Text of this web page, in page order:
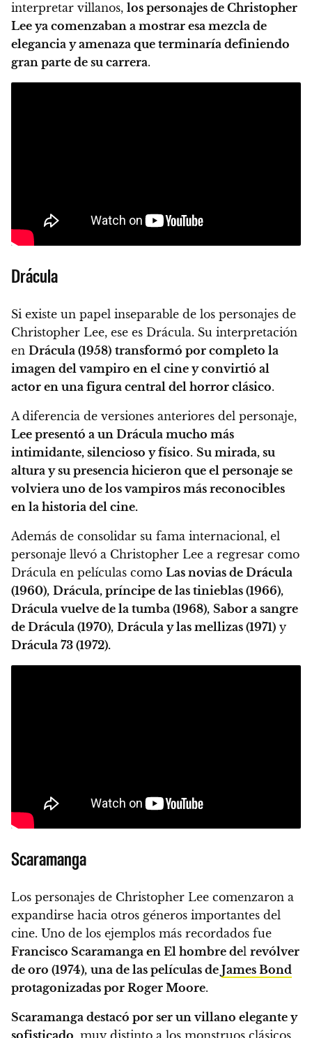
interpretar villanos, los personajes de Christopher
Lee ya comenzaban a mostrar esa mezcla de
elegancia y amenaza que terminaría definiendo
gran parte de su carrera.
Drácula
Si existe un papel inseparable de los personajes de
Christopher Lee, ese es Drácula. Su interpretación
en Drácula (1958) transformó por completo la
imagen del vampiro en el cine y convirtió al
actor en una figura central del horror clásico.
A diferencia de versiones anteriores del personaje,
Lee presentó a un Drácula mucho más
intimidante, silencioso y físico. Su mirada, su
altura y su presencia hicieron que el personaje se
volviera uno de los vampiros más reconocibles
en la historia del cine.
Además de consolidar su fama internacional, el
personaje llevó a Christopher Lee a regresar como
Drácula en películas como Las novias de Drácula
(1960), Drácula, príncipe de las tinieblas (1966),
Drácula vuelve de la tumba (1968), Sabor a sangre
de Drácula (1970), Drácula y las mellizas (1971) y
Drácula 73 (1972).
Scaramanga
Los personajes de Christopher Lee comenzaron a
expandirse hacia otros géneros importantes del
cine. Uno de los ejemplos más recordados fue
Francisco Scaramanga en El hombre del revólver
de oro (1974), una de las películas de James Bond
protagonizadas por Roger Moore.
Scaramanga destacó por ser un villano elegante y
sofisticado , muy distinto a los monstruos clásicos